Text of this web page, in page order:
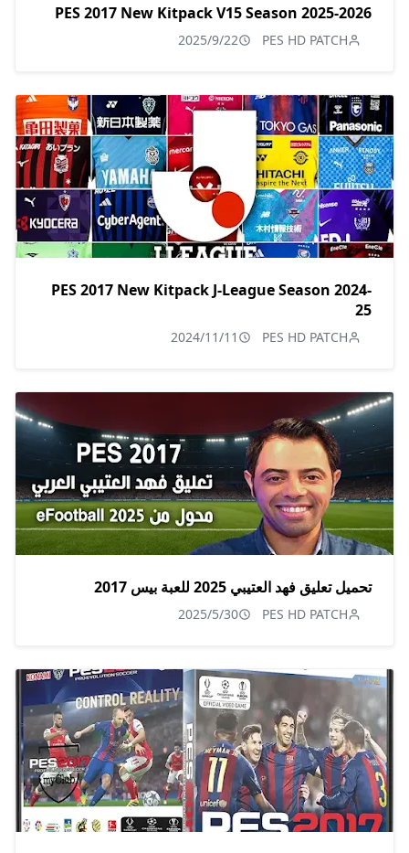
PES 2017 New Kitpack V15 Season 2025-2026
PES HD PATCH
2025/9/22
PES 2017 New Kitpack J-League Season 2024-
25
PES HD PATCH
2024/11/11
تحميل تعليق فهد العتيبي 2025 للعبة بيس 2017
PES HD PATCH
2025/5/30